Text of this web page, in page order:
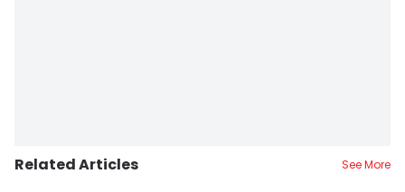
Related Articles See More